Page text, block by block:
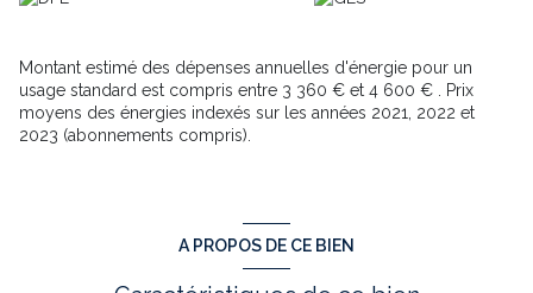
exposé sont disponibles sur le site Géorisques :
Annonce immobilière rédigée sous la responsabilité éditoriale
de Yves BINABOUT – RSAC N° 388 862 062 – SAINTES
m²
Montant estimé des dépenses annuelles d'énergie pour un
usage standard est compris entre 3 360 € et 4 600 € . Prix
moyens des énergies indexés sur les années 2021, 2022 et
2023 (abonnements compris).
A PROPOS DE CE BIEN